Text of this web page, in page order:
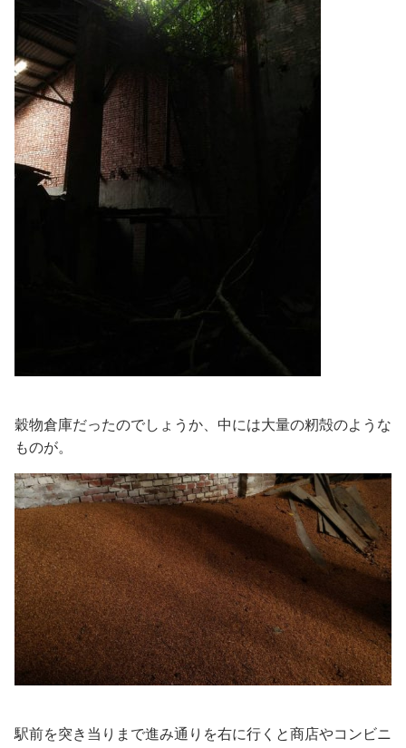
穀物倉庫だったのでしょうか、中には大量の籾殻のような
ものが。
駅前を突き当りまで進み通りを右に行くと商店やコンビニ